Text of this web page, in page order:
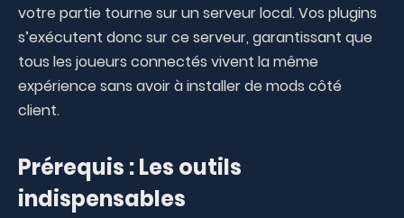
votre partie tourne sur un serveur local. Vos plugins
s’exécutent donc sur ce serveur, garantissant que
tous les joueurs connectés vivent la même
expérience sans avoir à installer de mods côté
client.
Prérequis : Les outils
indispensables